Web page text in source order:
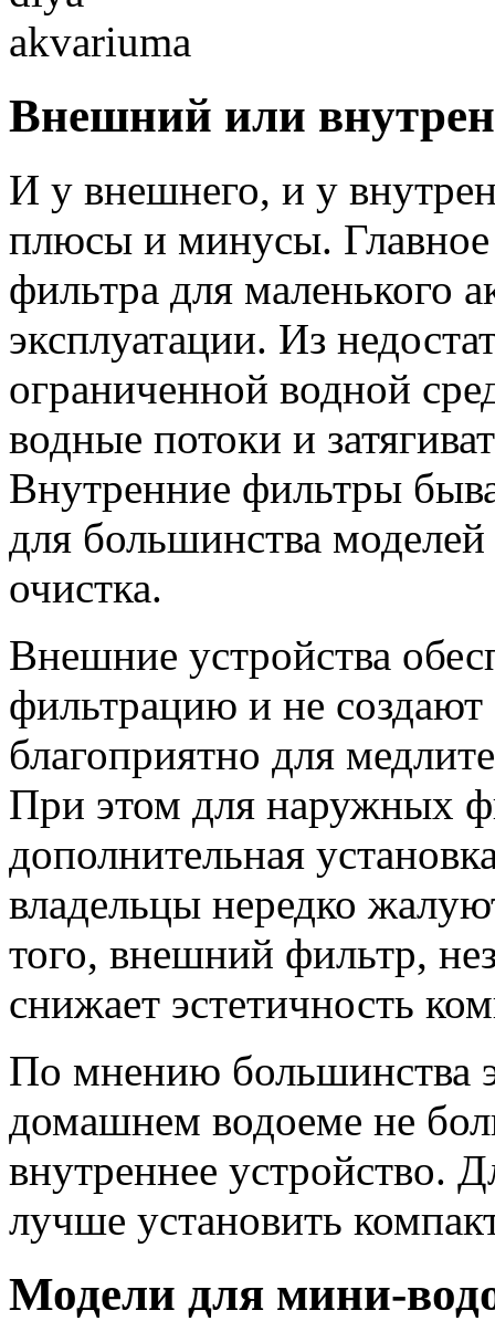
Внешний или
И у внешнего, и у
плюсы и минусы. Главное
фильтра для маленького
эксплуатации. Из
ограниченной водной
водные потоки и
Внутренние фильтры
для большинства
очистка.
Внешние устройства
фильтрацию и не создают
благоприятно для
При этом для наружных
дополнительная
владельцы нередко
того, внешний фильтр,
снижает эстетичность
По мнению большинства
домашнем водоеме не
внутреннее устройство.
лучше установить
Модели для мини-